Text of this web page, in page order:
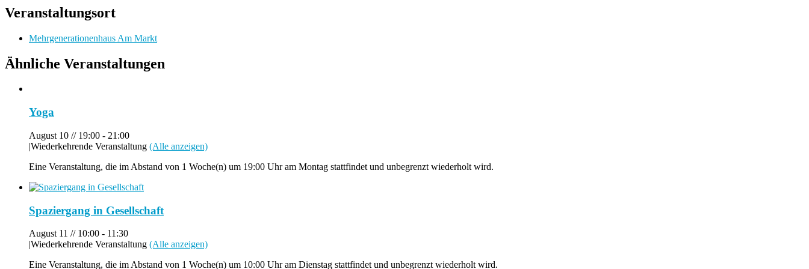
Veranstaltungsort
Mehrgenerationenhaus Am Markt
Ähnliche Veranstaltungen
Yoga
August 10 // 19:00 - 21:00
|Wiederkehrende Veranstaltung (Alle anzeigen)
Eine Veranstaltung, die im Abstand von 1 Woche(n) um 19:00 Uhr am Montag stattfindet und unbegrenzt wiederholt wird.
Spaziergang in Gesellschaft
August 11 // 10:00 - 11:30
|Wiederkehrende Veranstaltung (Alle anzeigen)
Eine Veranstaltung, die im Abstand von 1 Woche(n) um 10:00 Uhr am Dienstag stattfindet und unbegrenzt wiederholt wird.